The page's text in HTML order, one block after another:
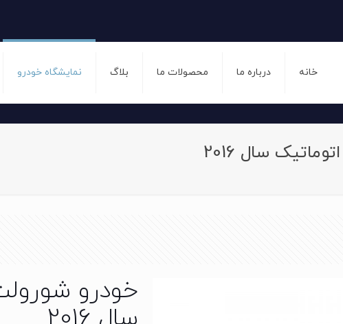
خانه درباره ما محصولات ما بلاگ نمایشگاه خودرو